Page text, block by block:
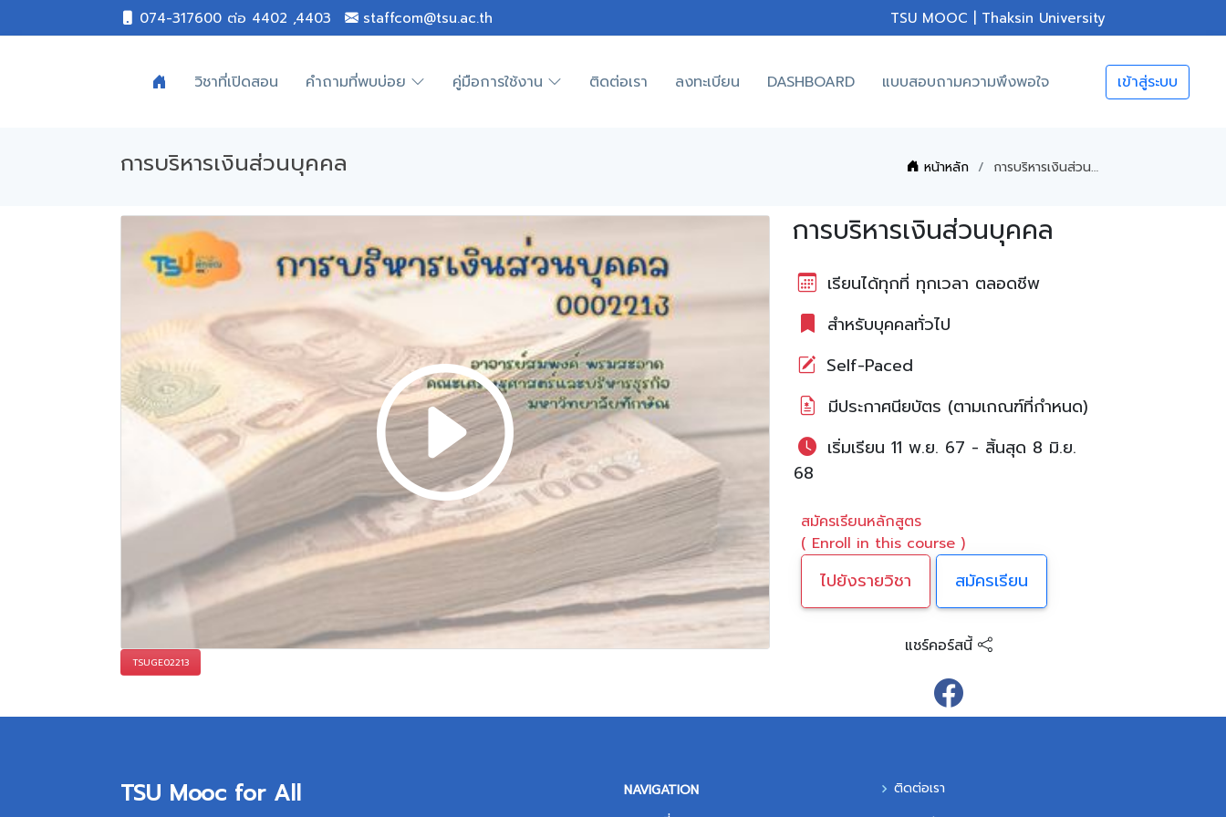
074-317600 ต่อ 4402 ,4403 staffcom@tsu.ac.th TSU MOOC | Thaksin University
วิชาที่เปิดสอน คำถามที่พบบ่อย คู่มือการใช้งาน ติดต่อเรา ลงทะเบียน DASHBOARD แบบสอบถามความพึงพอใจ เข้าสู่ระบบ
การบริหารเงินส่วนบุคคล หน้าหลัก การบริหารเงินส่วนบุคคล
TSUGE02213
การบริหารเงินส่วนบุคคล
เรียนได้ทุกที่ ทุกเวลา ตลอดชีพ
สำหรับบุคคลทั่วไป
Self-Paced
มีประกาศนียบัตร (ตามเกณฑ์ที่กำหนด)
เริ่มเรียน 11 พ.ย. 67 - สิ้นสุด 8 มิ.ย.
68
สมัครเรียนหลักสูตร
( Enroll in this course )
ไปยังรายวิชา สมัครเรียน
แชร์คอร์สนี้
TSU Mooc for All
NAVIGATION
ติดต่อเรา